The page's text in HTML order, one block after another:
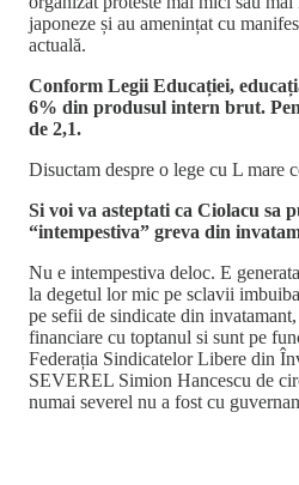
japoneze și au amenințat cu
actuală.
Conform Legii Educației,
6% din produsul intern brut.
de 2,1.
Disuctam despre o lege cu L mare
Si voi va asteptati ca Ciolacu sa
“intempestiva” greva din
Nu e intempestiva deloc. E
la degetul lor mic pe sclavii
pe sefii de sindicate din
financiare cu toptanul si sunt pe
Federația Sindicatelor Libere din
SEVEREL Simion Hancescu de
numai severel nu a fost cu